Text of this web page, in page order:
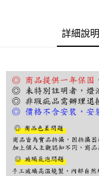
３．收到繳費通知簡訊後
※ 交易是否成功請以「
是否繳費成功／繳費後需
客戶支援中心」https://
【注意事項】
１．透過由恩沛科技股份
易，需依本服務之必要範
權轉讓予恩沛科技股份有限
２．關於個人資料處理事
詳細說明